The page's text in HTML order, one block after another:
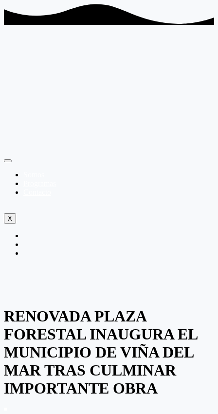
X
RENOVADA PLAZA
FORESTAL INAUGURA EL
MUNICIPIO DE VIÑA DEL
MAR TRAS CULMINAR
IMPORTANTE OBRA